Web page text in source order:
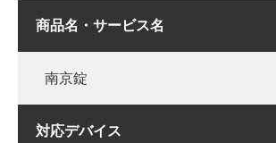
商品名・サービス名
南京錠
対応デバイス